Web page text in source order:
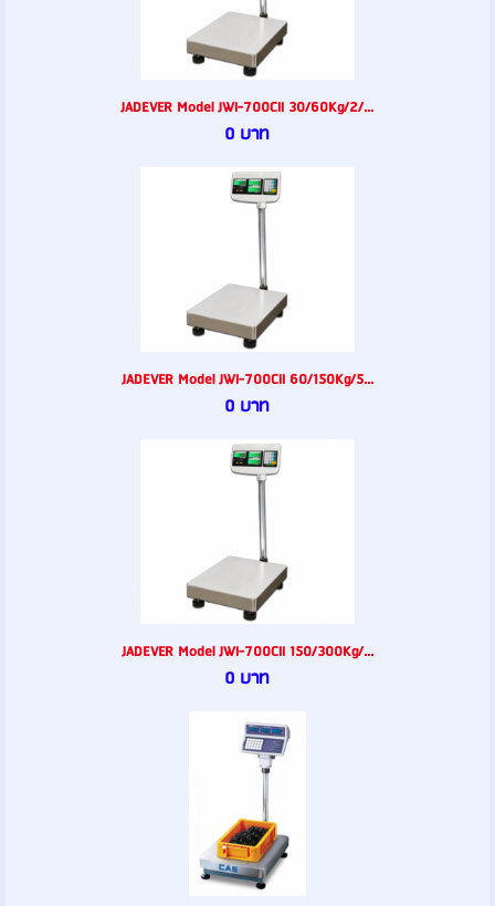
JADEVER Model JWI-700CII 30/60Kg/2/...
0 บาท
JADEVER Model JWI-700CII 60/150Kg/5...
0 บาท
JADEVER Model JWI-700CII 150/300Kg/...
0 บาท